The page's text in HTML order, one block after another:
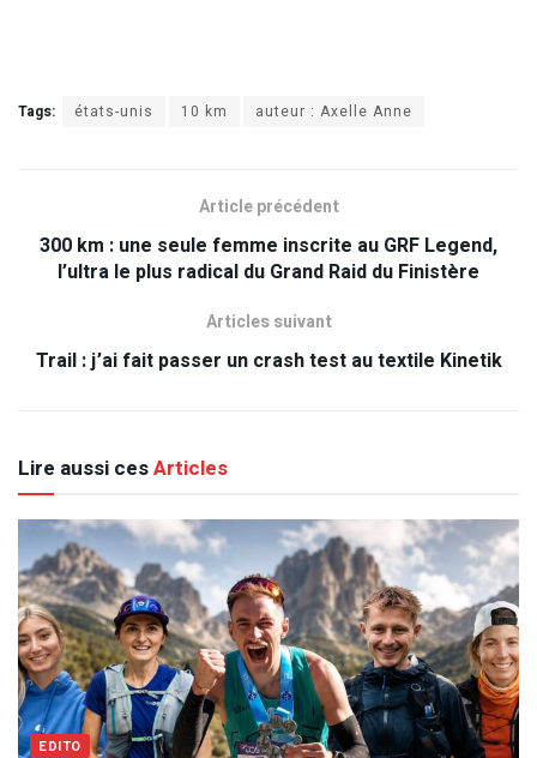
Tags: états-unis 10 km auteur : Axelle Anne
Article précédent
300 km : une seule femme inscrite au GRF Legend,
l’ultra le plus radical du Grand Raid du Finistère
Articles suivant
Trail : j’ai fait passer un crash test au textile Kinetik
Lire aussi cesArticles
EDITO